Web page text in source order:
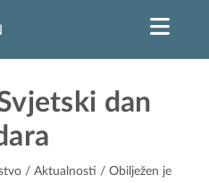
dan
/ Aktualnosti / Obilježen je